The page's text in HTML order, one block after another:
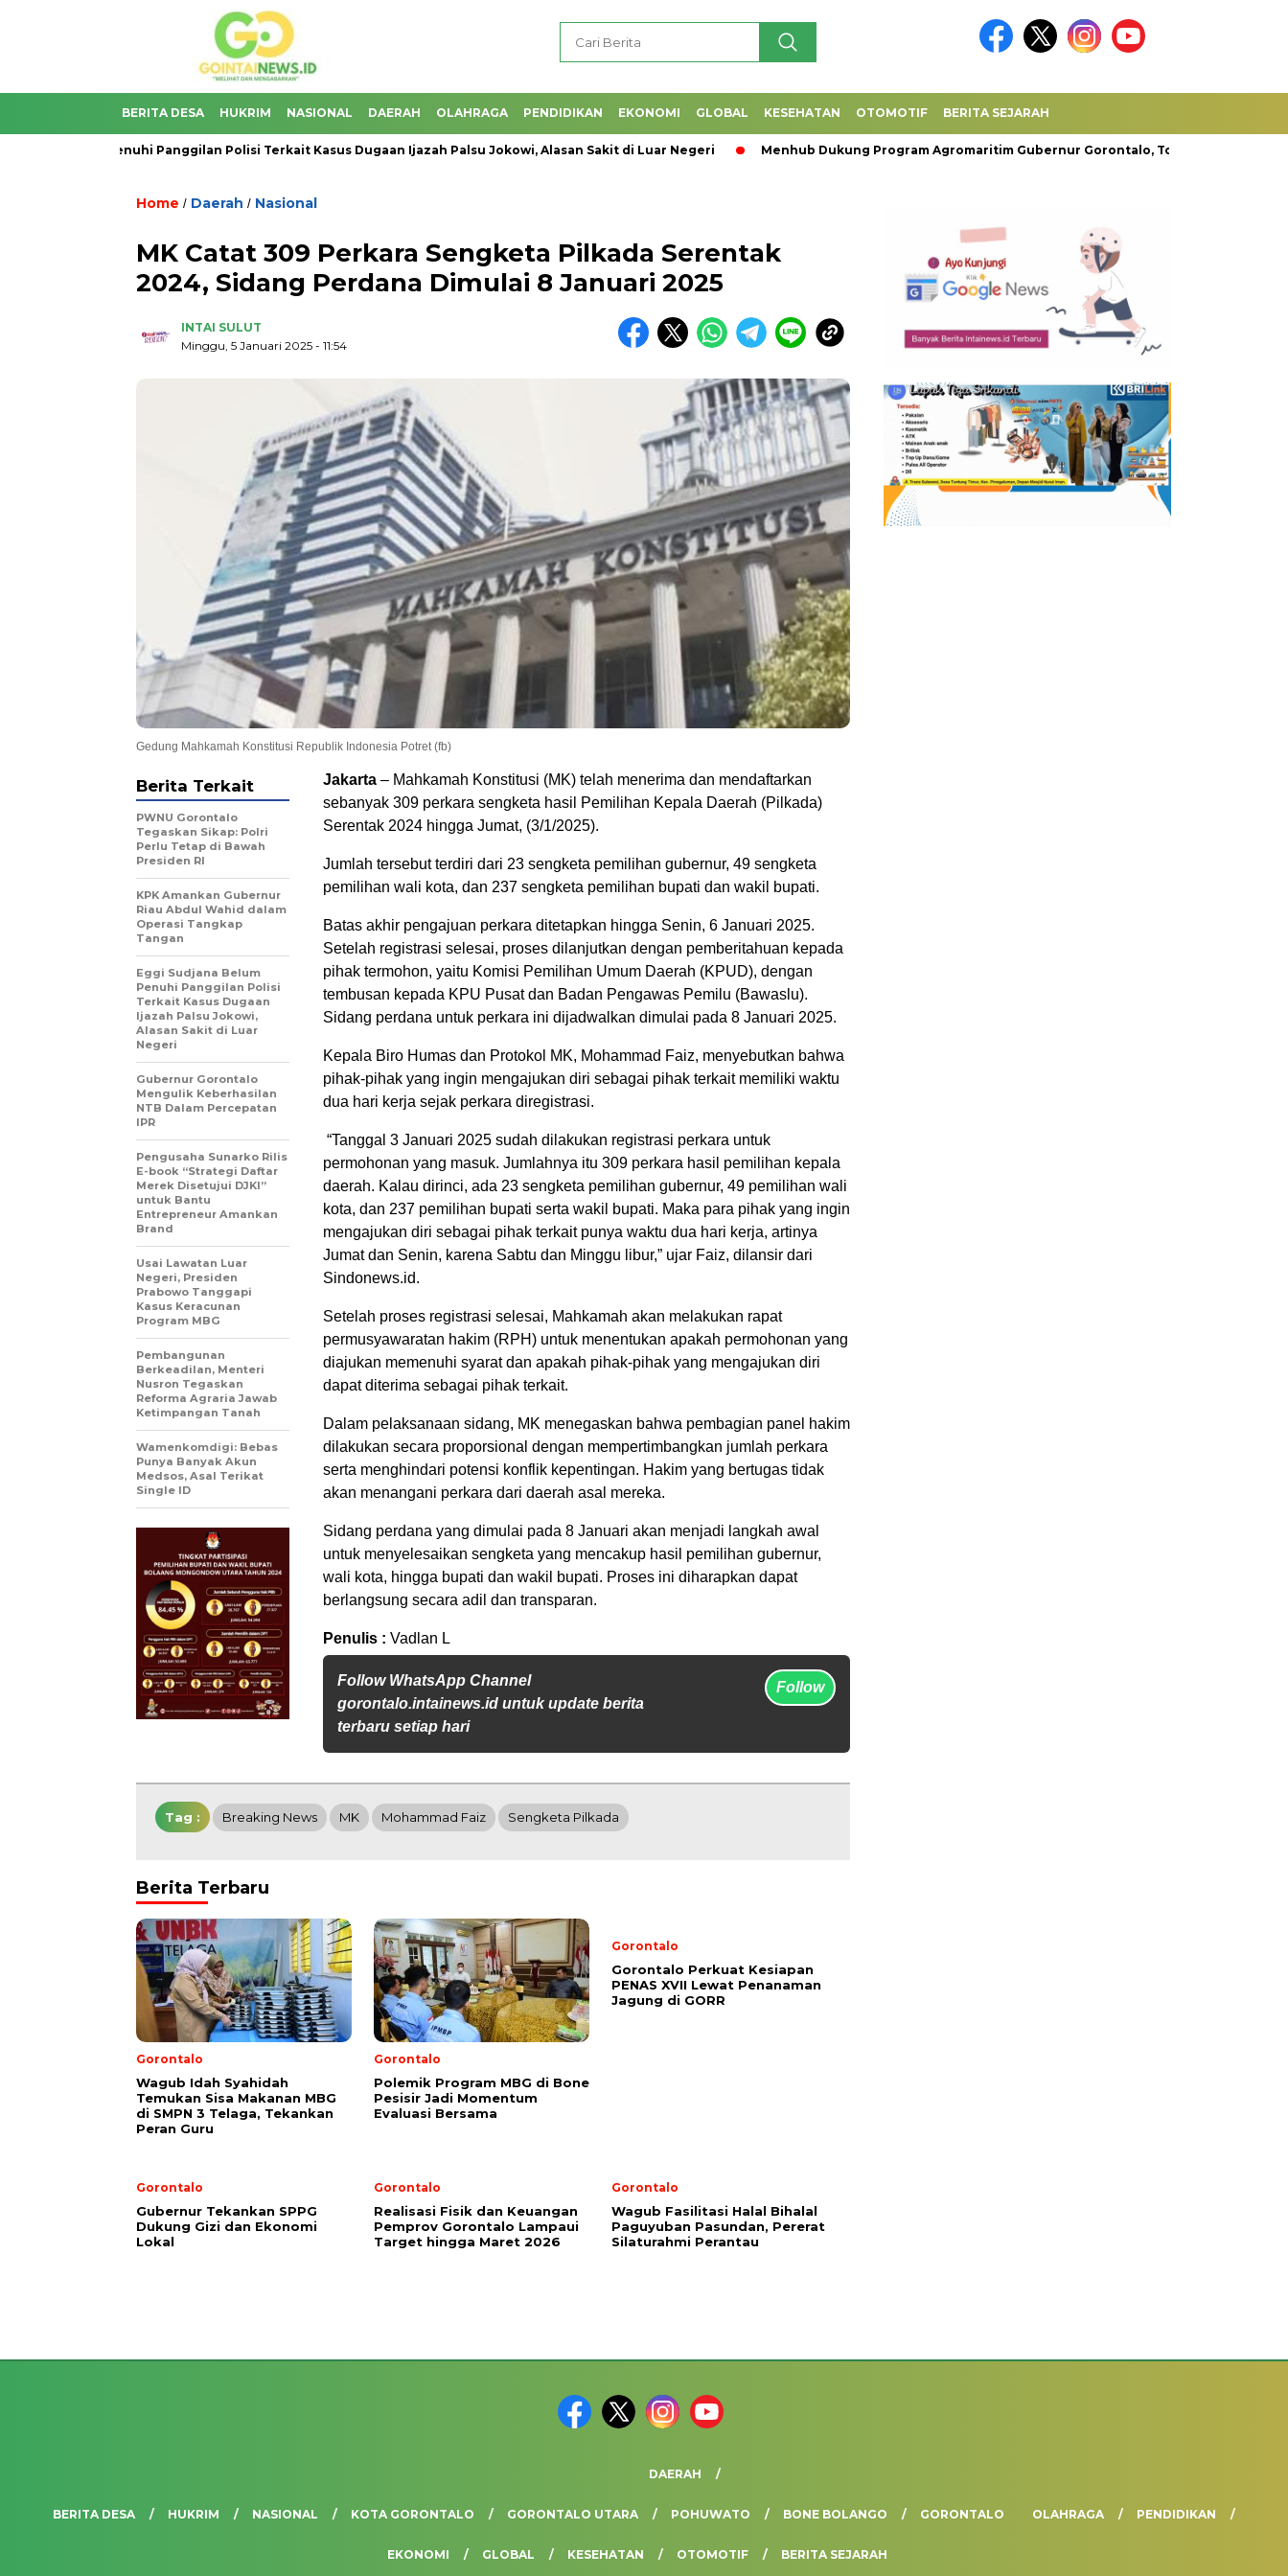
BERITA DESA HUKRIM NASIONAL DAERAH OLAHRAGA PENDIDIKAN EKONOMI GLOBAL KESEHATAN OTOMOTIF BERITA SEJARAH
Belum Penuhi Panggilan Polisi Terkait Kasus Dugaan Ijazah Palsu Jokowi, Alasan Sakit di Luar Negeri Menhub Dukung Program Agromaritim Gubernur Gorontalo, Tol Laut Ternak
Home / Daerah / Nasional
MK Catat 309 Perkara Sengketa Pilkada Serentak
2024, Sidang Perdana Dimulai 8 Januari 2025
INTAI SULUT
Minggu, 5 Januari 2025 - 11:54
Gedung Mahkamah Konstitusi Republik Indonesia Potret (fb)
Jakarta – Mahkamah Konstitusi (MK) telah menerima dan mendaftarkan
sebanyak 309 perkara sengketa hasil Pemilihan Kepala Daerah (Pilkada)
Serentak 2024 hingga Jumat, (3/1/2025).
Jumlah tersebut terdiri dari 23 sengketa pemilihan gubernur, 49 sengketa
pemilihan wali kota, dan 237 sengketa pemilihan bupati dan wakil bupati.
Batas akhir pengajuan perkara ditetapkan hingga Senin, 6 Januari 2025.
Setelah registrasi selesai, proses dilanjutkan dengan pemberitahuan kepada
pihak termohon, yaitu Komisi Pemilihan Umum Daerah (KPUD), dengan
tembusan kepada KPU Pusat dan Badan Pengawas Pemilu (Bawaslu).
Sidang perdana untuk perkara ini dijadwalkan dimulai pada 8 Januari 2025.
Kepala Biro Humas dan Protokol MK, Mohammad Faiz, menyebutkan bahwa
pihak-pihak yang ingin mengajukan diri sebagai pihak terkait memiliki waktu
dua hari kerja sejak perkara diregistrasi.
“Tanggal 3 Januari 2025 sudah dilakukan registrasi perkara untuk
permohonan yang masuk. Jumlahnya itu 309 perkara hasil pemilihan kepala
daerah. Kalau dirinci, ada 23 sengketa pemilihan gubernur, 49 pemilihan wali
kota, dan 237 pemilihan bupati serta wakil bupati. Maka para pihak yang ingin
mengajukan diri sebagai pihak terkait punya waktu dua hari kerja, artinya
Jumat dan Senin, karena Sabtu dan Minggu libur,” ujar Faiz, dilansir dari
Sindonews.id.
Setelah proses registrasi selesai, Mahkamah akan melakukan rapat
permusyawaratan hakim (RPH) untuk menentukan apakah permohonan yang
diajukan memenuhi syarat dan apakah pihak-pihak yang mengajukan diri
dapat diterima sebagai pihak terkait.
Dalam pelaksanaan sidang, MK menegaskan bahwa pembagian panel hakim
dilakukan secara proporsional dengan mempertimbangkan jumlah perkara
serta menghindari potensi konflik kepentingan. Hakim yang bertugas tidak
akan menangani perkara dari daerah asal mereka.
Sidang perdana yang dimulai pada 8 Januari akan menjadi langkah awal
untuk menyelesaikan sengketa yang mencakup hasil pemilihan gubernur,
wali kota, hingga bupati dan wakil bupati. Proses ini diharapkan dapat
berlangsung secara adil dan transparan.
Penulis : Vadlan L
Follow WhatsApp Channel
gorontalo.intainews.id untuk update berita
terbaru setiap hari
Follow
Berita Terkait
PWNU Gorontalo
Tegaskan Sikap: Polri
Perlu Tetap di Bawah
Presiden RI
KPK Amankan Gubernur
Riau Abdul Wahid dalam
Operasi Tangkap
Tangan
Eggi Sudjana Belum
Penuhi Panggilan Polisi
Terkait Kasus Dugaan
Ijazah Palsu Jokowi,
Alasan Sakit di Luar
Negeri
Gubernur Gorontalo
Mengulik Keberhasilan
NTB Dalam Percepatan
IPR
Pengusaha Sunarko Rilis
E-book “Strategi Daftar
Merek Disetujui DJKI”
untuk Bantu
Entrepreneur Amankan
Brand
Usai Lawatan Luar
Negeri, Presiden
Prabowo Tanggapi
Kasus Keracunan
Program MBG
Pembangunan
Berkeadilan, Menteri
Nusron Tegaskan
Reforma Agraria Jawab
Ketimpangan Tanah
Wamenkomdigi: Bebas
Punya Banyak Akun
Medsos, Asal Terikat
Single ID
Tag : Breaking News MK Mohammad Faiz Sengketa Pilkada
Berita Terbaru
Gorontalo
Wagub Idah Syahidah
Temukan Sisa Makanan MBG
di SMPN 3 Telaga, Tekankan
Peran Guru
Gorontalo
Polemik Program MBG di Bone
Pesisir Jadi Momentum
Evaluasi Bersama
Gorontalo
Gorontalo Perkuat Kesiapan
PENAS XVII Lewat Penanaman
Jagung di GORR
Gorontalo
Gubernur Tekankan SPPG
Dukung Gizi dan Ekonomi
Lokal
Gorontalo
Realisasi Fisik dan Keuangan
Pemprov Gorontalo Lampaui
Target hingga Maret 2026
Gorontalo
Wagub Fasilitasi Halal Bihalal
Paguyuban Pasundan, Pererat
Silaturahmi Perantau
BERITA DESA HUKRIM NASIONAL
DAERAH
KOTA GORONTALO GORONTALO UTARA POHUWATO BONE BOLANGO GORONTALO OLAHRAGA PENDIDIKAN
EKONOMI GLOBAL KESEHATAN OTOMOTIF BERITA SEJARAH